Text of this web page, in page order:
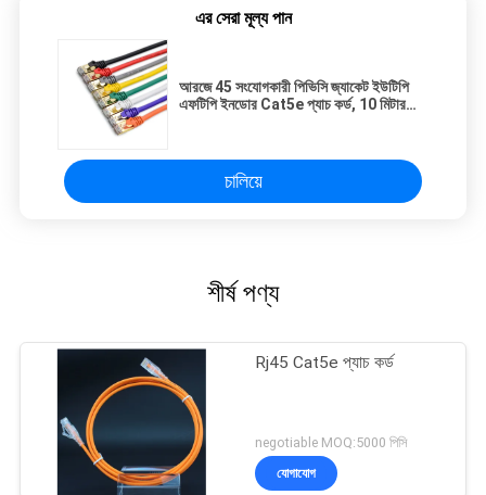
এর সেরা মূল্য পান
আরজে 45 সংযোগকারী পিভিসি জ্যাকেট ইউটিপি
এফটিপি ইনডোর Cat5e প্যাচ কর্ড, 10 মিটার
চালিয়ে
শীর্ষ পণ্য
Rj45 Cat5e প্যাচ কর্ড
negotiable MOQ:5000 পিসি
যোগাযোগ